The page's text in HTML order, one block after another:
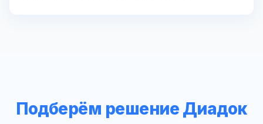
Подберём решение Диадок